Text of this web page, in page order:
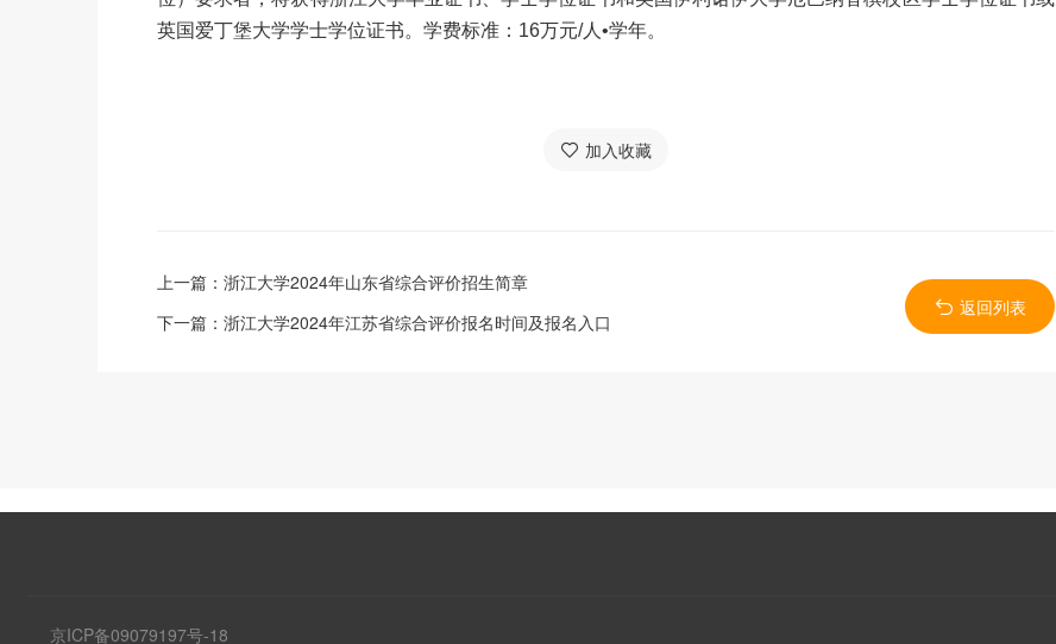
英国爱丁堡大学学士学位证书。学费标准：16万元/人•学年。
加入收藏
上一篇： 浙江大学2024年山东省综合评价招生简章
下一篇： 浙江大学2024年江苏省综合评价报名时间及报名入口
返回列表
京ICP备09079197号-18